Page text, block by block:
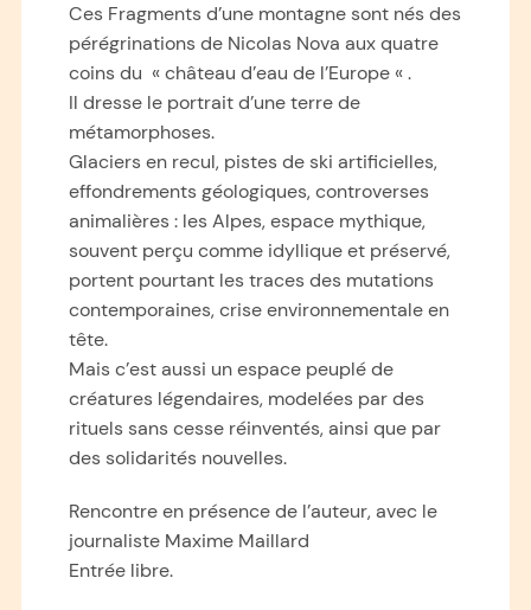
Ces Fragments d’une montagne sont nés des
pérégrinations de Nicolas Nova aux quatre
coins du « château d’eau de l’Europe « .
Il dresse le portrait d’une terre de
métamorphoses.
Glaciers en recul, pistes de ski artificielles,
effondrements géologiques, controverses
animalières : les Alpes, espace mythique,
souvent perçu comme idyllique et préservé,
portent pourtant les traces des mutations
contemporaines, crise environnementale en
tête.
Mais c’est aussi un espace peuplé de
créatures légendaires, modelées par des
rituels sans cesse réinventés, ainsi que par
des solidarités nouvelles.
Rencontre en présence de l’auteur, avec le
journaliste Maxime Maillard
Entrée libre.